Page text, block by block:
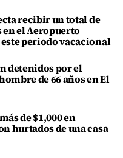
recibir un total de
en el Aeropuerto
periodo vacacional
detenidos por el
de 66 años en El
de $1,000 en
hurtados de una casa